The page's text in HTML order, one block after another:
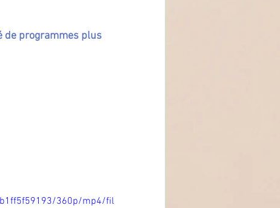
de programmes plus
360p/mp4/fil